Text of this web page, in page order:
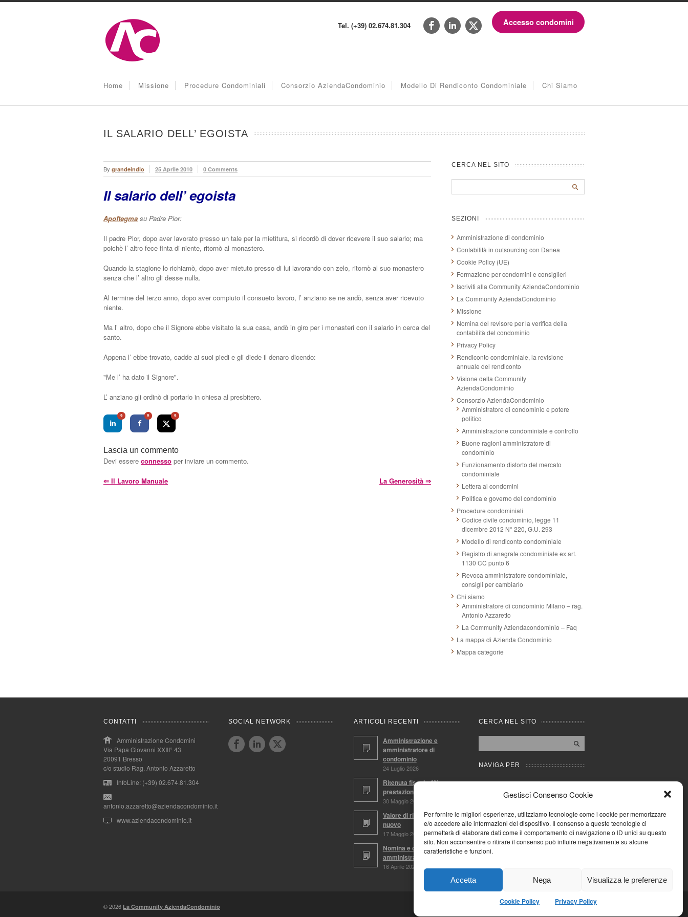
Gestisci Consenso Cookie
Per fornire le migliori esperienze, utilizziamo tecnologie come i cookie per memorizzare
e/o accedere alle informazioni del dispositivo. Il consenso a queste tecnologie ci
permetterà di elaborare dati come il comportamento di navigazione o ID unici su questo
sito. Non acconsentire o ritirare il consenso può influire negativamente su alcune
caratteristiche e funzioni.
Accetta Nega Visualizza le preferenze
Cookie Policy Privacy Policy
Tel. (+39) 02.674.81.304 Accesso condomini
Home Missione Procedure Condominiali Consorzio AziendaCondominio Modello Di Rendiconto Condominiale Chi Siamo
IL SALARIO DELL’ EGOISTA
By grandeindio 25 Aprile 2010 0 Comments
Il salario dell’ egoista
Apoftegma su Padre Pior:
Il padre Pior, dopo aver lavorato presso un tale per la mietitura, si ricordò di dover ricevere il suo salario; ma
poichè l’ altro fece finta di niente, ritornò al monastero.
Quando la stagione lo richiamò, dopo aver mietuto presso di lui lavorando con zelo, ritornò al suo monastero
senza che l’ altro gli desse nulla.
Al termine del terzo anno, dopo aver compiuto il consueto lavoro, l’ anziano se ne andò, senza aver ricevuto
niente.
Ma l’ altro, dopo che il Signore ebbe visitato la sua casa, andò in giro per i monasteri con il salario in cerca del
santo.
Appena l’ ebbe trovato, cadde ai suoi piedi e gli diede il denaro dicendo:
"Me l’ ha dato il Signore".
L’ anziano gli ordinò di portarlo in chiesa al presbitero.
0 0 0
Lascia un commento
Devi essere connesso per inviare un commento.
⇐ Il Lavoro Manuale La Generosità ⇒
CERCA NEL SITO
SEZIONI
Amministrazione di condominio
Contabilità in outsourcing con Danea
Cookie Policy (UE)
Formazione per condomini e consiglieri
Iscriviti alla Community AziendaCondominio
La Community AziendaCondominio
Missione
Nomina del revisore per la verifica della
contabilità del condominio
Privacy Policy
Rendiconto condominiale, la revisione
annuale del rendiconto
Visione della Community
AziendaCondominio
Consorzio AziendaCondominio
Amministratore di condominio e potere
politico
Amministrazione condominiale e controllo
Buone ragioni amministratore di
condominio
Funzionamento distorto del mercato
condominiale
Lettera ai condomini
Politica e governo del condominio
Procedure condominiali
Codice civile condominio, legge 11
dicembre 2012 N° 220, G.U. 293
Modello di rendiconto condominiale
Registro di anagrafe condominiale ex art.
1130 CC punto 6
Revoca amministratore condominiale,
consigli per cambiarlo
Chi siamo
Amministratore di condominio Milano – rag.
Antonio Azzaretto
La Community Aziendacondominio – Faq
La mappa di Azienda Condominio
Mappa categorie
CONTATTI
Amministrazione Condomini
Via Papa Giovanni XXIII° 43
20091 Bresso
c/o studio Rag. Antonio Azzaretto
InfoLine: (+39) 02.674.81.304
antonio.azzaretto@aziendacondominio.it
www.aziendacondominio.it
SOCIAL NETWORK ARTICOLI RECENTI
Amministrazione e
amministratore di
condominio
24 Luglio 2026
Ritenuta fiscale 4%,
prestazioni soggette
30 Maggio 2026
Valore di ricostruzione a
nuovo
17 Maggio 2026
Nomina e conferma
amministratore
16 Aprile 2026
CERCA NEL SITO
NAVIGA PER
Mappa completa
Mappa categorie
Privacy Policy
Forum
Iscriviti alla Community
AziendaCondominio
© 2026 La Community AziendaCondominio